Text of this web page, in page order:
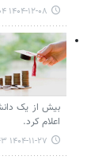
۱۴۰۴-۱۲-۰۸ ۱۵:۰۴
بیش از یک
اعلام کرد.
۱۴۰۴-۱۱-۲۷ ۱۰:۴۳